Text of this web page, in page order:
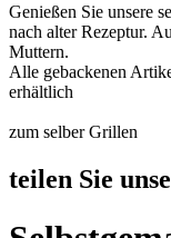
Genießen Sie unsere
nach alter Rezeptur.
Muttern.
Alle gebackenen
erhältlich
zum selber Grillen
teilen Sie